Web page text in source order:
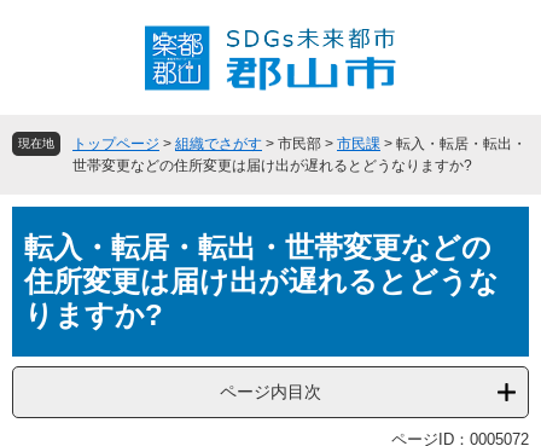
頭
飛現在地 トップページ > 組織でさがす > 市民部 > 市民課 > 転入・転居・転出・
世帯変更などの住所変更は届け出が遅れるとどうなりますか?
文転入・転居・転出・世帯変更などの
住所変更は届け出が遅れるとどうな
りますか?
ページ内目次
ページID：0005072